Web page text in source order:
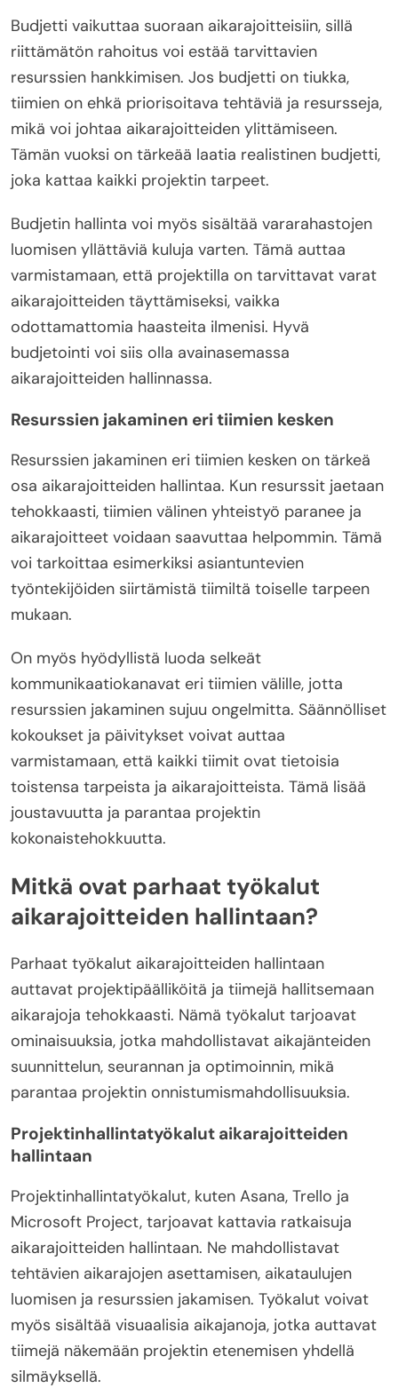
Budjetti vaikuttaa suoraan aikarajoitteisiin, sillä
riittämätön rahoitus voi estää tarvittavien
resurssien hankkimisen. Jos budjetti on tiukka,
tiimien on ehkä priorisoitava tehtäviä ja resursseja,
mikä voi johtaa aikarajoitteiden ylittämiseen.
Tämän vuoksi on tärkeää laatia realistinen budjetti,
joka kattaa kaikki projektin tarpeet.
Budjetin hallinta voi myös sisältää vararahastojen
luomisen yllättäviä kuluja varten. Tämä auttaa
varmistamaan, että projektilla on tarvittavat varat
aikarajoitteiden täyttämiseksi, vaikka
odottamattomia haasteita ilmenisi. Hyvä
budjetointi voi siis olla avainasemassa
aikarajoitteiden hallinnassa.
Resurssien jakaminen eri tiimien kesken
Resurssien jakaminen eri tiimien kesken on tärkeä
osa aikarajoitteiden hallintaa. Kun resurssit jaetaan
tehokkaasti, tiimien välinen yhteistyö paranee ja
aikarajoitteet voidaan saavuttaa helpommin. Tämä
voi tarkoittaa esimerkiksi asiantuntevien
työntekijöiden siirtämistä tiimiltä toiselle tarpeen
mukaan.
On myös hyödyllistä luoda selkeät
kommunikaatiokanavat eri tiimien välille, jotta
resurssien jakaminen sujuu ongelmitta. Säännölliset
kokoukset ja päivitykset voivat auttaa
varmistamaan, että kaikki tiimit ovat tietoisia
toistensa tarpeista ja aikarajoitteista. Tämä lisää
joustavuutta ja parantaa projektin
kokonaistehokkuutta.
Mitkä ovat parhaat työkalut
aikarajoitteiden hallintaan?
Parhaat työkalut aikarajoitteiden hallintaan
auttavat projektipäälliköitä ja tiimejä hallitsemaan
aikarajoja tehokkaasti. Nämä työkalut tarjoavat
ominaisuuksia, jotka mahdollistavat aikajänteiden
suunnittelun, seurannan ja optimoinnin, mikä
parantaa projektin onnistumismahdollisuuksia.
Projektinhallintatyökalut aikarajoitteiden
hallintaan
Projektinhallintatyökalut, kuten Asana, Trello ja
Microsoft Project, tarjoavat kattavia ratkaisuja
aikarajoitteiden hallintaan. Ne mahdollistavat
tehtävien aikarajojen asettamisen, aikataulujen
luomisen ja resurssien jakamisen. Työkalut voivat
myös sisältää visuaalisia aikajanoja, jotka auttavat
tiimejä näkemään projektin etenemisen yhdellä
silmäyksellä.